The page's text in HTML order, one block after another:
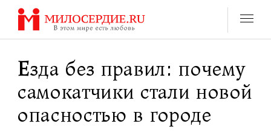
Перейти
содержанию
Езда без правил: почему
самокатчики стали новой
опасностью в городе